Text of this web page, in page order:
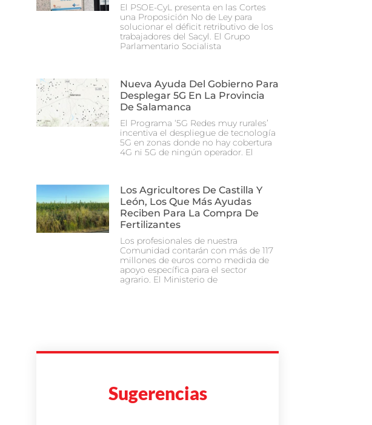
El PSOE-CyL presenta en las Cortes
una Proposición No de Ley para
solucionar el déficit retributivo de los
trabajadores del Sacyl. El Grupo
Parlamentario Socialista
Nueva Ayuda Del Gobierno Para
Desplegar 5G En La Provincia
De Salamanca
El Programa ‘5G Redes muy rurales’
incentiva el despliegue de tecnología
5G en zonas donde no hay cobertura
4G ni 5G de ningún operador. El
Los Agricultores De Castilla Y
León, Los Que Más Ayudas
Reciben Para La Compra De
Fertilizantes
Los profesionales de nuestra
Comunidad contarán con más de 117
millones de euros como medida de
apoyo específica para el sector
agrario. El Ministerio de
Sugerencias